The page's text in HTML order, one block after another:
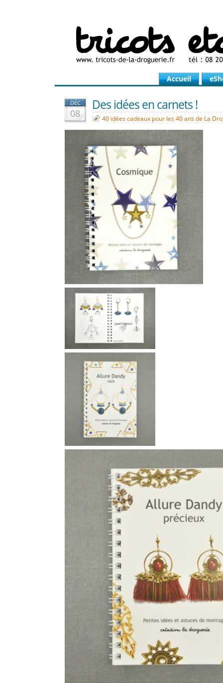
Accueil
DÉC
08
Des idées en carnets !
40 idées cadeaux pour les 40 ans de La